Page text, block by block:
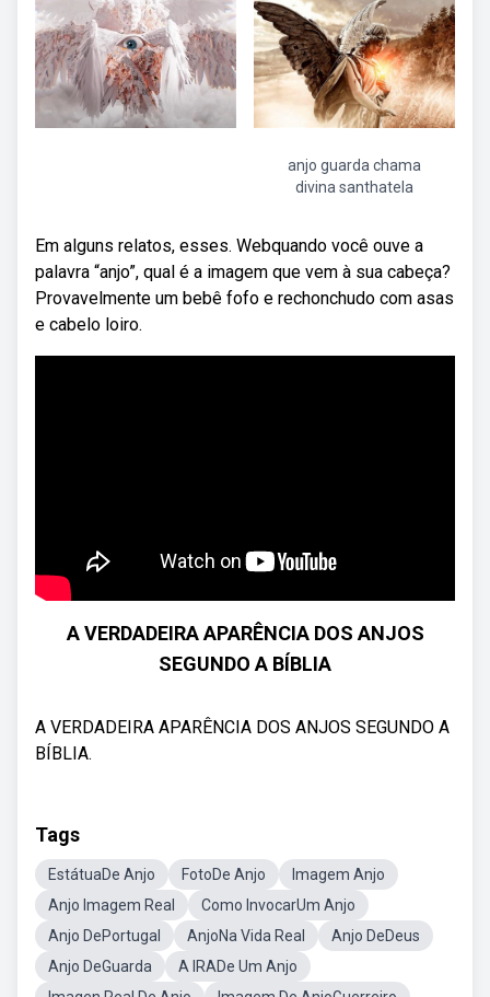
anjo guarda chama
divina santhatela
Em alguns relatos, esses. Webquando você ouve a
palavra “anjo”, qual é a imagem que vem à sua cabeça?
Provavelmente um bebê fofo e rechonchudo com asas
e cabelo loiro.
A VERDADEIRA APARÊNCIA DOS ANJOS
SEGUNDO A BÍBLIA
A VERDADEIRA APARÊNCIA DOS ANJOS SEGUNDO A
BÍBLIA.
Tags
EstátuaDe Anjo FotoDe Anjo
Imagem Anjo
Anjo Imagem Real
Como InvocarUm Anjo
Anjo DePortugal
AnjoNa Vida Real
Anjo DeDeus
Anjo DeGuarda
A IRADe Um Anjo